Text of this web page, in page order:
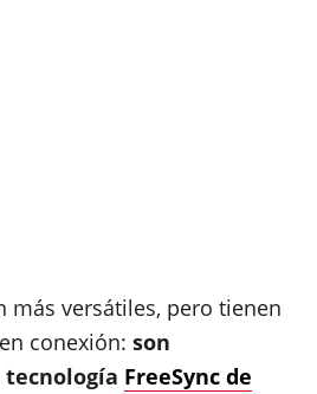
más versátiles, pero tienen
conexión: son
FreeSync de